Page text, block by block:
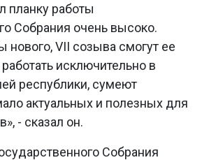
планку работы
Собрания очень высоко.
нового, VII созыва смогут ее
исключительно в
республики, сумеют
актуальных и полезных для
- сказал он.
Собрания